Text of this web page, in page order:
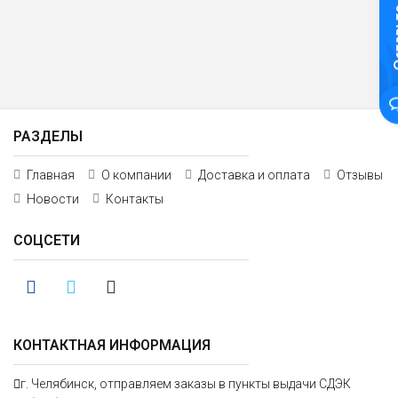
КОНТАКТНАЯ ИНФОРМАЦИЯ
г. Челябинск, отправляем заказы в пункты выдачи СДЭК
РАЗДЕЛЫ
Главная О компании Доставка и оплата
Отзывы
Новости
Контакты
СОЦСЕТИ